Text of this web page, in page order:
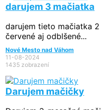
darujem 3 mačiatka
darujem tieto mačiatka
červené aj odblšené...
Nové Mesto nad Váhom
11-08-2024
1435 zobrazení
Darujem mačičky